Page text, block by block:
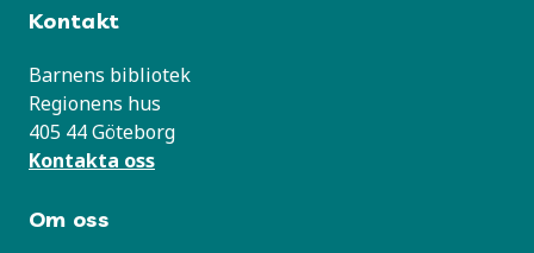
Kontakt
Barnens bibliotek
Regionens hus
405 44 Göteborg
Kontakta oss
Om oss